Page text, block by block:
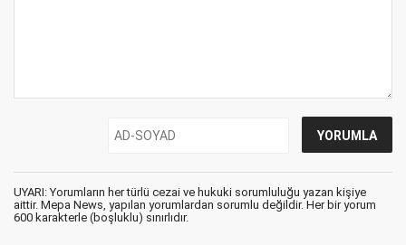
UYARI: Yorumların her türlü cezai ve hukuki sorumluluğu yazan kişiye
aittir. Mepa News, yapılan yorumlardan sorumlu değildir. Her bir yorum
600 karakterle (boşluklu) sınırlıdır.